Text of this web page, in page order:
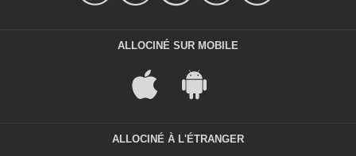
ALLOCINÉ SUR MOBILE
ALLOCINÉ À L'ÉTRANGER